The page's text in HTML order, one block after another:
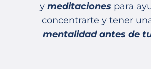
y meditacionespara
concentrarte y tener
mentalidad antes de